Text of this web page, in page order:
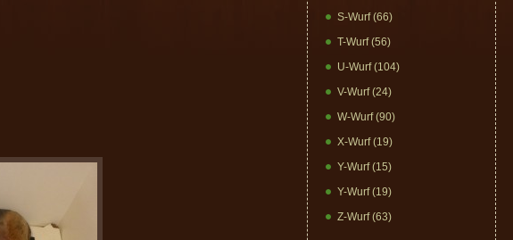
S-Wurf(66)
T-Wurf(56)
U-Wurf(104)
V-Wurf(24)
W-Wurf(90)
X-Wurf(19)
Y-Wurf(15)
Y-Wurf(19)
Z-Wurf(63)